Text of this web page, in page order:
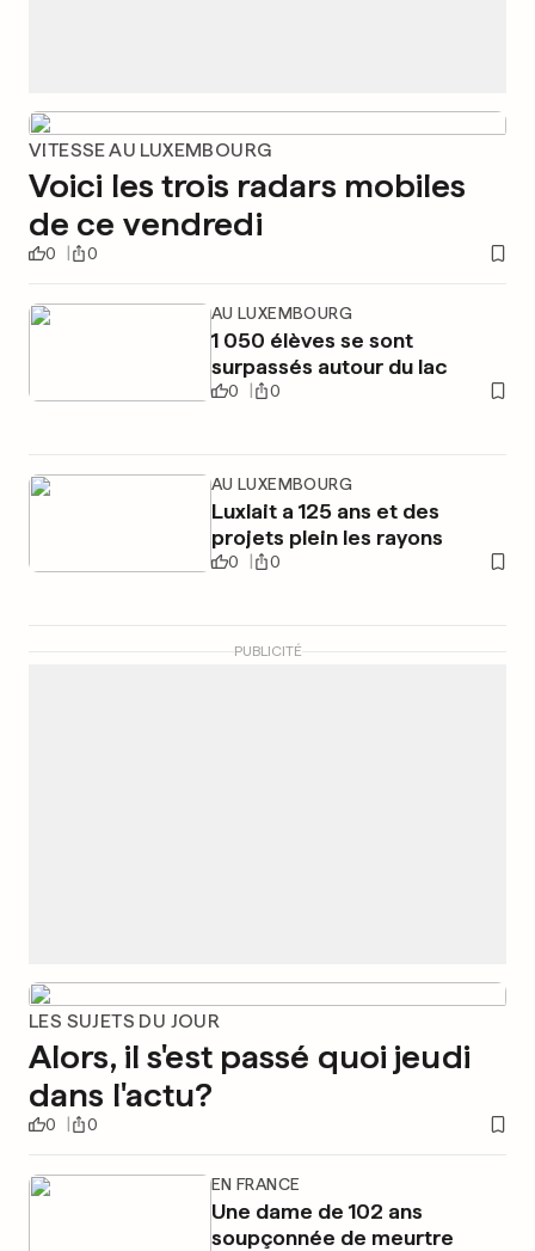
VITESSE AU LUXEMBOURG
Voici les trois radars mobiles
de ce vendredi
0 0
AU LUXEMBOURG
1 050 élèves se sont
surpassés autour du lac
0 0
AU LUXEMBOURG
Luxlait a 125 ans et des
projets plein les rayons
0 0
PUBLICITÉ
LES SUJETS DU JOUR
Alors, il s'est passé quoi jeudi
dans l'actu?
0 0
EN FRANCE
Une dame de 102 ans
soupçonnée de meurtre